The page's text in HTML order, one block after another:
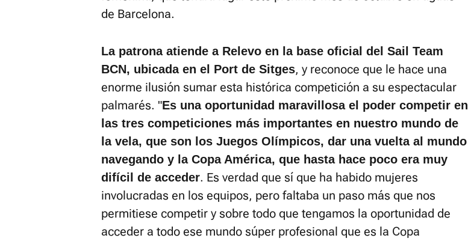
de Barcelona.
La patrona atiende a Relevo en la base oficial del Sail Team
BCN, ubicada en el Port de Sitges, y reconoce que le hace una
enorme ilusión sumar esta histórica competición a su espectacular
palmarés. "Es una oportunidad maravillosa el poder competir en
las tres competiciones más importantes en nuestro mundo de
la vela, que son los Juegos Olímpicos, dar una vuelta al mundo
navegando y la Copa América, que hasta hace poco era muy
difícil de acceder. Es verdad que sí que ha habido mujeres
involucradas en los equipos, pero faltaba un paso más que nos
permitiese competir y sobre todo que tengamos la oportunidad de
acceder a todo ese mundo súper profesional que es la Copa